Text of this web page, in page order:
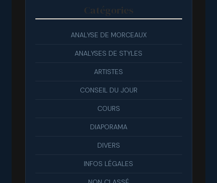
Catégories
ANALYSE DE MORCEAUX
ANALYSES DE STYLES
ARTISTES
CONSEIL DU JOUR
COURS
DIAPORAMA
DIVERS
INFOS LÉGALES